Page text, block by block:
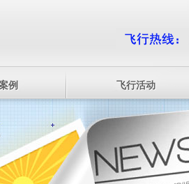
例 飞行活动